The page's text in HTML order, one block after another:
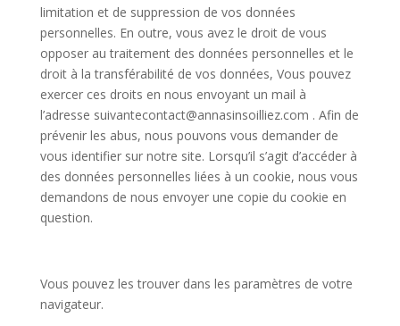
limitation et de suppression de vos données
personnelles. En outre, vous avez le droit de vous
opposer au traitement des données personnelles et le
droit à la transférabilité de vos données, Vous pouvez
exercer ces droits en nous envoyant un mail à
l’adresse suivantecontact@annasinsoilliez.com . Afin de
prévenir les abus, nous pouvons vous demander de
vous identifier sur notre site. Lorsqu’il s’agit d’accéder à
des données personnelles liées à un cookie, nous vous
demandons de nous envoyer une copie du cookie en
question.
Vous pouvez les trouver dans les paramètres de votre
navigateur.